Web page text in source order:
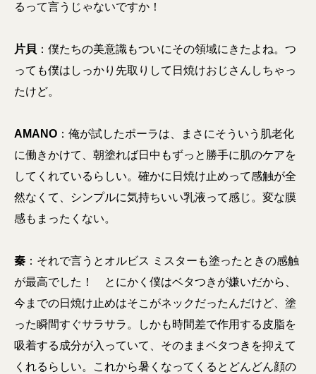
るって言うじゃないですか！
片貝 ：僕たちの美意識もついにその領域にきたよね。つ
っても僕はしっかり先取りして日焼けおじさんしちゃっ
たけど。
AMANO ：俺が試したポーラは、まさにそういう肌老化
に働きかけて、朝塗れば日中もずっと勝手に肌のケアを
してくれているらしい。確かに日焼け止めって感触が全
然なくて、シンプルに気持ちいい乳液って感じ。変な膜
感もまったくない。
秦 ：それで言うとオルビス ミスターも塗ったときの感触
が最高でした！ とにかく僕はベタつきが嫌いだから、
今までの日焼け止めはそこがネックだったんだけど、塗
った瞬間すぐサラサラ。しかも時間差で作用する皮脂を
吸着する成分が入っていて、そのままベタつきを抑えて
くれるらしい。これから暑くなってくるとどんどん顔の